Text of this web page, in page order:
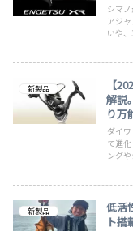
シマ
アジ
いや
新製品
【
解説
り万
ダイ
で進
ング
新製品
低活
ト搭